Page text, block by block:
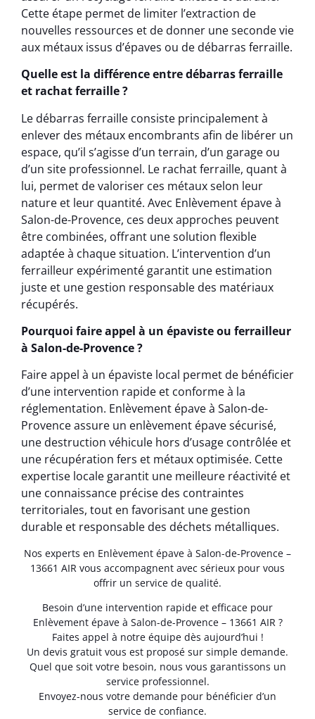
Cette étape permet de limiter l’extraction de
nouvelles ressources et de donner une seconde vie
aux métaux issus d’épaves ou de débarras ferraille.
Quelle est la différence entre débarras ferraille
et rachat ferraille ?
Le débarras ferraille consiste principalement à
enlever des métaux encombrants afin de libérer un
espace, qu’il s’agisse d’un terrain, d’un garage ou
d’un site professionnel. Le rachat ferraille, quant à
lui, permet de valoriser ces métaux selon leur
nature et leur quantité. Avec Enlèvement épave à
Salon-de-Provence, ces deux approches peuvent
être combinées, offrant une solution flexible
adaptée à chaque situation. L’intervention d’un
ferrailleur expérimenté garantit une estimation
juste et une gestion responsable des matériaux
récupérés.
Pourquoi faire appel à un épaviste ou ferrailleur
à Salon-de-Provence ?
Faire appel à un épaviste local permet de bénéficier
d’une intervention rapide et conforme à la
réglementation. Enlèvement épave à Salon-de-
Provence assure un enlèvement épave sécurisé,
une destruction véhicule hors d’usage contrôlée et
une récupération fers et métaux optimisée. Cette
expertise locale garantit une meilleure réactivité et
une connaissance précise des contraintes
territoriales, tout en favorisant une gestion
durable et responsable des déchets métalliques.
Nos experts en Enlèvement épave à Salon-de-Provence –
13661 AIR vous accompagnent avec sérieux pour vous
offrir un service de qualité.
Besoin d’une intervention rapide et efficace pour
Enlèvement épave à Salon-de-Provence – 13661 AIR ?
Faites appel à notre équipe dès aujourd’hui !
Un devis gratuit vous est proposé sur simple demande.
Quel que soit votre besoin, nous vous garantissons un
service professionnel.
Envoyez-nous votre demande pour bénéficier d’un
service de confiance.